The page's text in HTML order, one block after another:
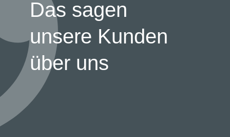
Das sagen
unsere Kunden
über uns